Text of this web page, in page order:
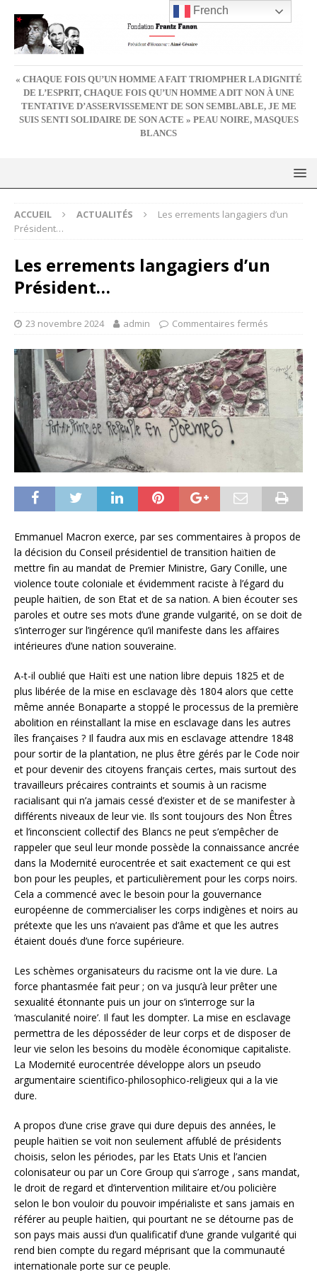
« CHAQUE FOIS QU’UN HOMME A FAIT TRIOMPHER LA DIGNITÉ
DE L’ESPRIT, CHAQUE FOIS QU’UN HOMME A DIT NON À UNE
TENTATIVE D’ASSERVISSEMENT DE SON SEMBLABLE, JE ME
SUIS SENTI SOLIDAIRE DE SON ACTE » PEAU NOIRE, MASQUES
BLANCS
ACCUEIL ACTUALITÉS
Les errements langagiers d’un
Président…
Les errements langagiers d’un
Président…
23 novembre 2024 admin Commentaires fermés
Emmanuel Macron exerce, par ses commentaires à propos de
la décision du Conseil présidentiel de transition haïtien de
mettre fin au mandat de Premier Ministre, Gary Conille, une
violence toute coloniale et évidemment raciste à l’égard du
peuple haïtien, de son Etat et de sa nation. A bien écouter ses
paroles et outre ses mots d’une grande vulgarité, on se doit de
s’interroger sur l’ingérence qu’il manifeste dans les affaires
intérieures d’une nation souveraine.
A-t-il oublié que Haïti est une nation libre depuis 1825 et de
plus libérée de la mise en esclavage dès 1804 alors que cette
même année Bonaparte a stoppé le processus de la première
abolition en réinstallant la mise en esclavage dans les autres
îles françaises ? Il faudra aux mis en esclavage attendre 1848
pour sortir de la plantation, ne plus être gérés par le Code noir
et pour devenir des citoyens français certes, mais surtout des
travailleurs précaires contraints et soumis à un racisme
racialisant qui n’a jamais cessé d’exister et de se manifester à
différents niveaux de leur vie. Ils sont toujours des Non Êtres
et l’inconscient collectif des Blancs ne peut s’empêcher de
rappeler que seul leur monde possède la connaissance ancrée
dans la Modernité eurocentrée et sait exactement ce qui est
bon pour les peuples, et particulièrement pour les corps noirs.
Cela a commencé avec le besoin pour la gouvernance
européenne de commercialiser les corps indigènes et noirs au
prétexte que les uns n’avaient pas d’âme et que les autres
étaient doués d’une force supérieure.
Les schèmes organisateurs du racisme ont la vie dure. La
force phantasmée fait peur ; on va jusqu’à leur prêter une
sexualité étonnante puis un jour on s’interroge sur la
‘masculanité noire’. Il faut les dompter. La mise en esclavage
permettra de les déposséder de leur corps et de disposer de
leur vie selon les besoins du modèle économique capitaliste.
La Modernité eurocentrée développe alors un pseudo
argumentaire scientifico-philosophico-religieux qui a la vie
dure.
A propos d’une crise grave qui dure depuis des années, le
peuple haïtien se voit non seulement affublé de présidents
choisis, selon les périodes, par les Etats Unis et l’ancien
colonisateur ou par un Core Group qui s’arroge , sans mandat,
le droit de regard et d’intervention militaire et/ou policière
selon le bon vouloir du pouvoir impérialiste et sans jamais en
référer au peuple haïtien, qui pourtant ne se détourne pas de
son pays mais aussi d’un qualificatif d’une grande vulgarité qui
rend bien compte du regard méprisant que la communauté
internationale porte sur ce peuple.
French